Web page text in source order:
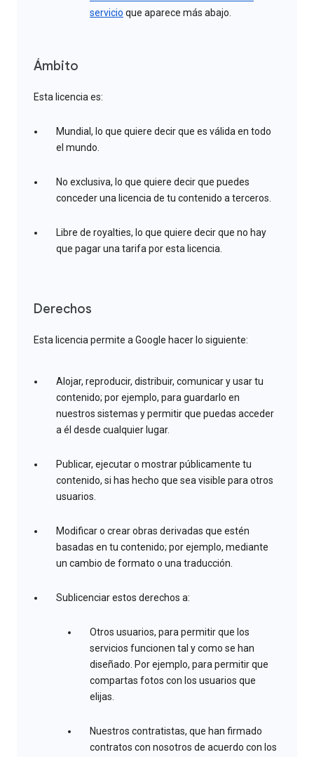
servicio que aparece más abajo.
Ámbito
Esta licencia es:
Mundial, lo que quiere decir que es válida en todo
el mundo.
No exclusiva, lo que quiere decir que puedes
conceder una licencia de tu contenido a terceros.
Libre de royalties, lo que quiere decir que no hay
que pagar una tarifa por esta licencia.
Derechos
Esta licencia permite a Google hacer lo siguiente:
Alojar, reproducir, distribuir, comunicar y usar tu
contenido; por ejemplo, para guardarlo en
nuestros sistemas y permitir que puedas acceder
a él desde cualquier lugar.
Publicar, ejecutar o mostrar públicamente tu
contenido, si has hecho que sea visible para otros
usuarios.
Modificar o crear obras derivadas que estén
basadas en tu contenido; por ejemplo, mediante
un cambio de formato o una traducción.
Sublicenciar estos derechos a:
Otros usuarios, para permitir que los
servicios funcionen tal y como se han
diseñado. Por ejemplo, para permitir que
compartas fotos con los usuarios que
elijas.
Nuestros contratistas, que han firmado
contratos con nosotros de acuerdo con los